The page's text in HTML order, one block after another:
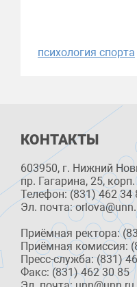
психология спорта
КОНТАКТЫ
603950, г. Нижний
пр. Гагарина, 25,
Телефон: (831) 462 34
Эл. почта:
Приёмная ректора:
Приёмная комиссия:
Пресс-служба: (831)
Факс: (831) 462 30 85